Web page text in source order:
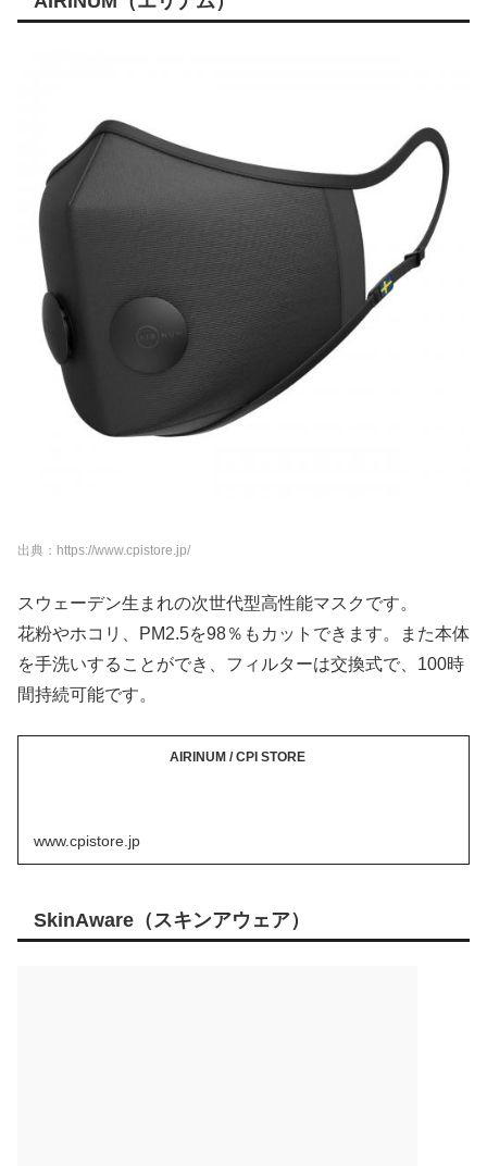
出典：https://www.cpistore.jp/
スウェーデン生まれの次世代型高性能マスクです。
花粉やホコリ、PM2.5を98％もカットできます。また本体
を手洗いすることができ、フィルターは交換式で、100時
間持続可能です。
AIRINUM / CPI STORE
www.cpistore.jp
SkinAware（スキンアウェア）